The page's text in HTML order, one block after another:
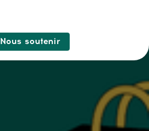
Nous soutenir